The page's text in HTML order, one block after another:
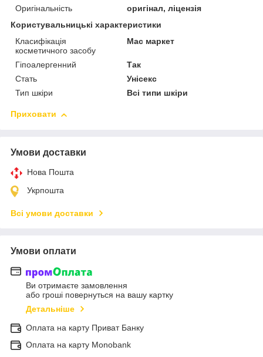
Оригінальність
оригінал, ліцензія
Користувальницькі характеристики
Класифікація
косметичного засобу
Мас маркет
Гіпоалергенний
Так
Стать
Унісекс
Тип шкіри
Всі типи шкіри
Приховати
Умови доставки
Нова Пошта
Укрпошта
Всі умови доставки
Умови оплати
Ви отримаєте замовлення
або гроші повернуться на вашу картку
Детальніше
Оплата на карту Приват Банку
Оплата на карту Monobank